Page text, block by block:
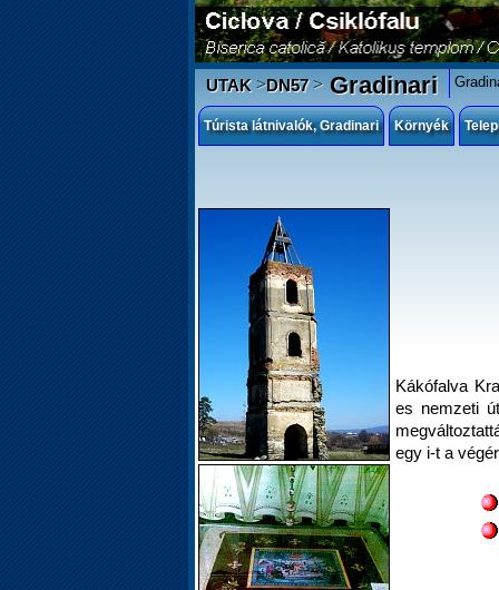
UTAK>DN57>Gradinari
Túrista látnivalók, Gradinari Környék
Kákófalva
es nemzeti
egy i-t a